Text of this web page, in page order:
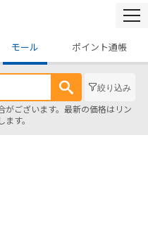
モール ポイント通帳
絞り込み
ございます。最新の価格はリン
す。